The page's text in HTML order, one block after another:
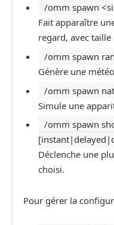
/omm spawn
Fait apparaître
regard, avec
/omm spawn
Génère une
/omm spawn
Simule une
/omm spawn
Déclenche une
choisi.
Pour gérer la